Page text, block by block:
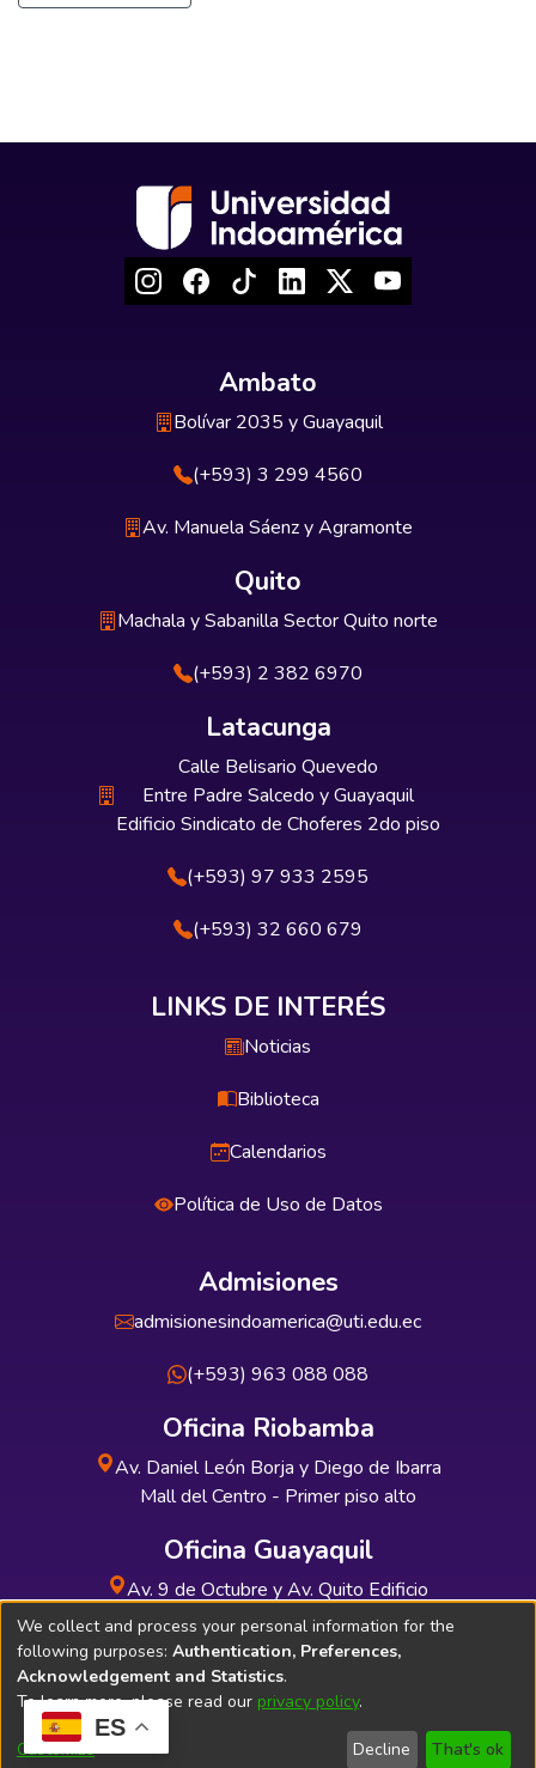
ES
Ambato
Bolívar 2035 y Guayaquil
(+593) 3 299 4560
Av. Manuela Sáenz y Agramonte
Quito
Machala y Sabanilla Sector Quito norte
(+593) 2 382 6970
Latacunga
Calle Belisario Quevedo
Entre Padre Salcedo y Guayaquil
Edificio Sindicato de Choferes 2do piso
(+593) 97 933 2595
(+593) 32 660 679
LINKS DE INTERÉS
Noticias
Biblioteca
Calendarios
Política de Uso de Datos
Admisiones
admisionesindoamerica@uti.edu.ec
(+593) 963 088 088
Oficina Riobamba
Av. Daniel León Borja y Diego de Ibarra
Mall del Centro - Primer piso alto
Oficina Guayaquil
Av. 9 de Octubre y Av. Quito Edificio
INDUAUTO - Planta baja
Soporte Técnico Bibliolatino.com
We collect and process your personal information for the
following purposes: Authentication, Preferences,
Acknowledgement and Statistics.
To learn more, please read our privacy policy.
Customize Decline That's ok